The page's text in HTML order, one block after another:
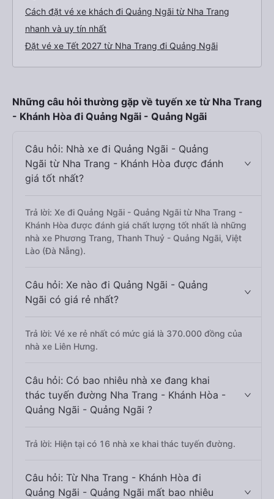
Cách đặt vé xe khách đi Quảng Ngãi từ Nha Trang
nhanh và uy tín nhất
Đặt vé xe Tết 2027 từ Nha Trang đi Quảng Ngãi
Những câu hỏi thường gặp về tuyến xe từ Nha Trang
- Khánh Hòa đi Quảng Ngãi - Quảng Ngãi
Câu hỏi: Nhà xe đi Quảng Ngãi - Quảng
Ngãi từ Nha Trang - Khánh Hòa được đánh
giá tốt nhất?
Trả lời: Xe đi Quảng Ngãi - Quảng Ngãi từ Nha Trang -
Khánh Hòa được đánh giá chất lượng tốt nhất là những
nhà xe Phương Trang, Thanh Thuỷ - Quảng Ngãi, Việt
Lào (Đà Nẵng).
Câu hỏi: Xe nào đi Quảng Ngãi - Quảng
Ngãi có giá rẻ nhất?
Trả lời: Vé xe rẻ nhất có mức giá là 370.000 đồng của
nhà xe Liên Hưng.
Câu hỏi: Có bao nhiêu nhà xe đang khai
thác tuyến đường Nha Trang - Khánh Hòa -
Quảng Ngãi - Quảng Ngãi ?
Trả lời: Hiện tại có 16 nhà xe khai thác tuyến đường.
Câu hỏi: Từ Nha Trang - Khánh Hòa đi
Quảng Ngãi - Quảng Ngãi mất bao nhiêu